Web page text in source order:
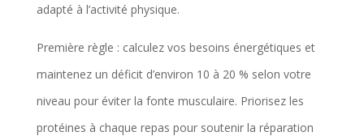
adapté à l’activité physique.
Première règle : calculez vos besoins énergétiques et
maintenez un déficit d’environ 10 à 20 % selon votre
niveau pour éviter la fonte musculaire. Priorisez les
protéines à chaque repas pour soutenir la réparation